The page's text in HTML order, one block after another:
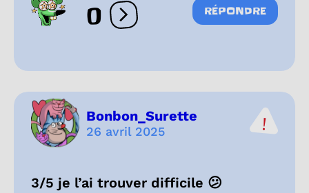
0 Ouvrir les réactions
RÉPONDRE
Bonbon_Surette
26 avril 2025
3/5 je l’ai trouver difficile 😕